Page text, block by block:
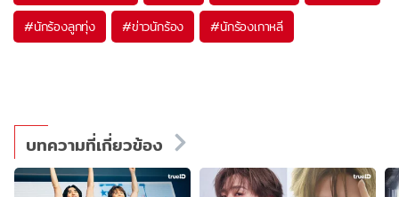
#นักร้องลูกทุ่ง #ข่าวนักร้อง #นักร้องเกาหลี
บทความที่เกี่ยวข้อง